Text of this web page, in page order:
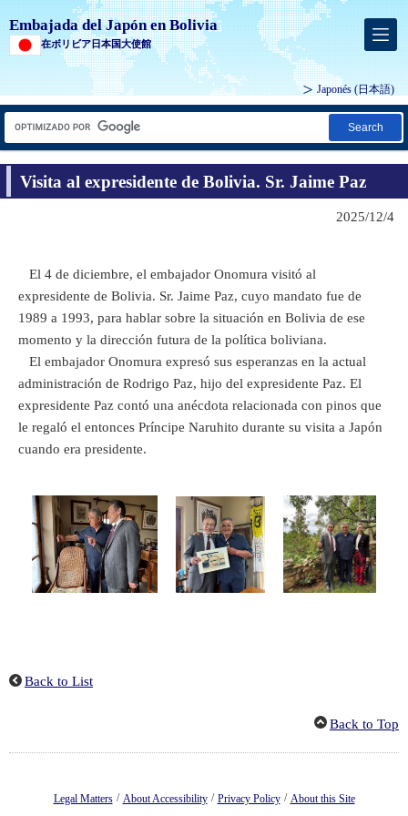
Embajada del Japón en Bolivia
在ボリビア日本国大使館
Japonés (日本語)
Search
Visita al expresidente de Bolivia. Sr. Jaime Paz
2025/12/4
El 4 de diciembre, el embajador Onomura visitó al
expresidente de Bolivia. Sr. Jaime Paz, cuyo mandato fue de
1989 a 1993, para hablar sobre la situación en Bolivia de ese
momento y la dirección futura de la política boliviana.
El embajador Onomura expresó sus esperanzas en la actual
administración de Rodrigo Paz, hijo del expresidente Paz. El
expresidente Paz contó una anécdota relacionada con pinos que
le regaló el entonces Príncipe Naruhito durante su visita a Japón
cuando era presidente.
Back to List
Back to Top
Legal Matters / About Accessibility / Privacy Policy / About this Site